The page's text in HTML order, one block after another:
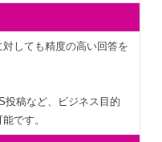
しても精度の高い回答を
投稿など、ビジネス目的
です。